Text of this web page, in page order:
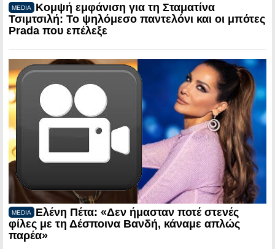
MEDIA
Κομψή εμφάνιση για τη Σταματίνα
Τσιμτσιλή: Το ψηλόμεσο παντελόνι και οι μπότες
Prada που επέλεξε
MEDIA
Ελένη Πέτα: «Δεν ήμασταν ποτέ στενές
φίλες με τη Δέσποινα Βανδή, κάναμε απλώς
παρέα»